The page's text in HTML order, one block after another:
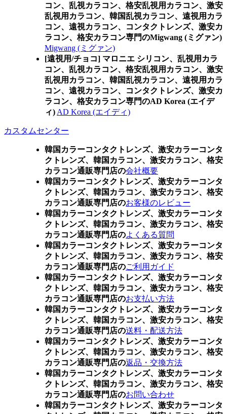
コン、乱視カラコン、格安乱視用カラコン、激安
乱視用カラコン、韓国乱視カラコン、遠視用カラ
コン、遠視カラコン、コンタクトレンズ、激安カ
ラコン、格安カラコン専門のMigwang (ミグァン)
Migwang (ミグァン)
[遠視用/チョコ] マロニエ シリコン、乱視用カラ
コン、乱視カラコン、格安乱視用カラコン、激安
乱視用カラコン、韓国乱視カラコン、遠視用カラ
コン、遠視カラコン、コンタクトレンズ、激安カ
ラコン、格安カラコン専門のAD Korea (エイデ
ィ) AD Korea (エイディ)
カスタムセンター
韓国カラーコンタクトレンズ、激安カラーコンタ
クトレンズ、韓国カラコン、激安カラコン、格安
カラコン通販専門店の会社概要
韓国カラーコンタクトレンズ、激安カラーコンタ
クトレンズ、韓国カラコン、激安カラコン、格安
カラコン通販専門店のお客様のレビュー
韓国カラーコンタクトレンズ、激安カラーコンタ
クトレンズ、韓国カラコン、激安カラコン、格安
カラコン通販専門店のよくある質問
韓国カラーコンタクトレンズ、激安カラーコンタ
クトレンズ、韓国カラコン、激安カラコン、格安
カラコン通販専門店のご利用ガイド
韓国カラーコンタクトレンズ、激安カラーコンタ
クトレンズ、韓国カラコン、激安カラコン、格安
カラコン通販専門店のお支払い方法
韓国カラーコンタクトレンズ、激安カラーコンタ
クトレンズ、韓国カラコン、激安カラコン、格安
カラコン通販専門店の送料・配送方法
韓国カラーコンタクトレンズ、激安カラーコンタ
クトレンズ、韓国カラコン、激安カラコン、格安
カラコン通販専門店の返品・交換方法
韓国カラーコンタクトレンズ、激安カラーコンタ
クトレンズ、韓国カラコン、激安カラコン、格安
カラコン通販専門店のお問い合わせ
韓国カラーコンタクトレンズ、激安カラーコンタ